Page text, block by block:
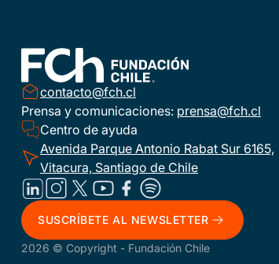
contacto@fch.cl
Prensa y comunicaciones: prensa@fch.cl
Centro de ayuda
Avenida Parque Antonio Rabat Sur 6165,
Vitacura, Santiago de Chile
SUSCRÍBETE AL NEWSLETTER
2026 © Copyright - Fundación Chile